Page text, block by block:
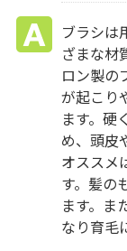
ブラシは
ざまな材
ロン製の
が起こり
ます。硬
め、頭皮
オススメ
す。髪の
ます。ま
なり育毛